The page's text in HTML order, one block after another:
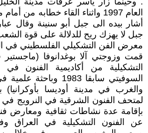
العام 1997 واثناء القاء خطابه من
أشار بيده الى جبل أبو سنينة وقال
جبل لا يهزك ريح للدلالة على قوة
معرض الفن التشكيلي الفلسطيني في
قمت وزوجتي آلا بوغدانوفا (ماجستير
التشكيلية من أكاديمية الفنون في
السوفيتي سابقا 1983
والغرب في مدينة أوديسا
بإقامة عدة نشاطات ثقافية ومعارض
عن الفنون التشكيلية في العراق